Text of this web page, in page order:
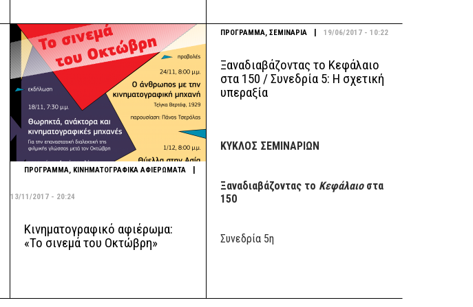
ΠΡΟΓΡΑΜΜΑ ΚΙΝΗΜΑΤΟΓΡΑΦΙΚΑ ΑΦΙΕΡΩΜΑΤΑ |
13/11/2017 - 20:24
Κινηματογραφικό αφιέρωμα:
«Το σινεμά του Οκτώβρη»
ΠΡΟΓΡΑΜΜΑ, ΣΕΜΙΝΑΡΙΑ 19/06/2017 - 10:22
Ξαναδιαβάζοντας το Κεφάλαιο
στα 150 / Συνεδρία 5: Η σχετική
υπεραξία
ΚΥΚΛΟΣ ΣΕΜΙΝΑΡΙΩΝ
Ξαναδιαβάζοντας το Κεφάλαιο στα
150
Συνεδρία 5η